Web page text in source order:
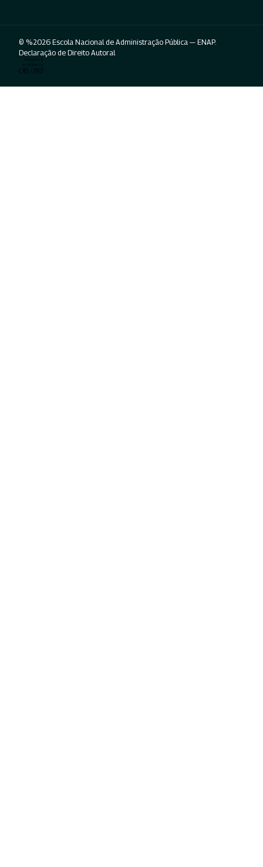
© %2026 Escola Nacional de Administração Pública — ENAP.
Declaração de Direito Autoral